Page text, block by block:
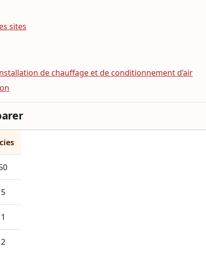
sites
de chauffage et de conditionnement d’air